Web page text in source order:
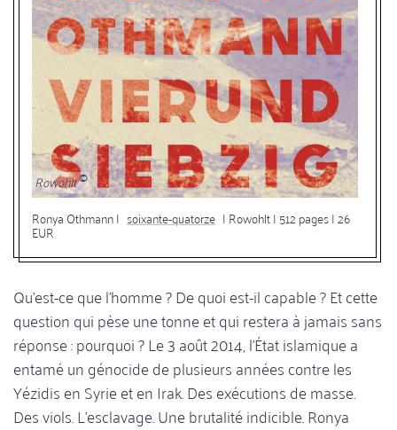
Rowohlt
Ronya Othmann | soixante-quatorze | Rowohlt | 512 pages | 26
EUR
Qu'est-ce que l'homme ? De quoi est-il capable ? Et cette
question qui pèse une tonne et qui restera à jamais sans
réponse : pourquoi ? Le 3 août 2014, l'État islamique a
entamé un génocide de plusieurs années contre les
Yézidis en Syrie et en Irak. Des exécutions de masse.
Des viols. L'esclavage. Une brutalité indicible. Ronya